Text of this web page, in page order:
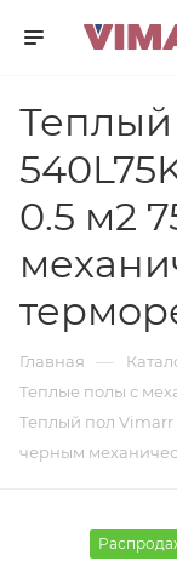
0.5 м2
Главная —
Теплые полы с
Теплый пол Vimarr
черным